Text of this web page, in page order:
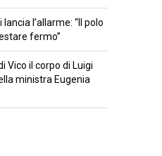
l’allarme: “Il polo
fermo”
Vico il corpo di Luigi
ministra Eugenia